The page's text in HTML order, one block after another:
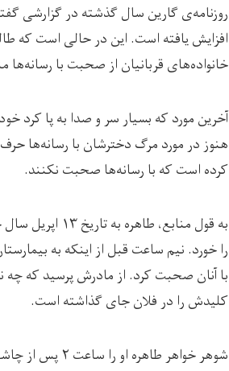
روزنامه‌ی گارین سال گذشته در گزارشی
افزایش یافته است. این در حالی است که
خانواده‌های قربانیان از صحبت با رسانه‌ها
آخرین مورد که بسیار سر و صدا به پا کرد
هنوز در مورد مرگ دخترشان با رسانه‌ها حرف
کرده است که با رسانه‌ها صحبت نکنند.
را خورد. نیم ساعت قبل از اینکه به
با آنان صحبت کرد. از مادرش پرسید که چه
کلیدش را در فلان جای گذاشته است.
شوهر خواهر